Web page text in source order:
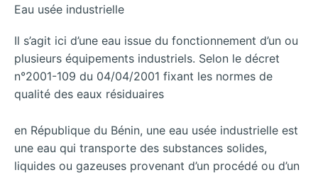
Eau usée industrielle
Il s’agit ici d’une eau issue du fonctionnement d’un ou
plusieurs équipements industriels. Selon le décret
n°2001-109 du 04/04/2001 fixant les normes de
qualité des eaux résiduaires
en République du Bénin, une eau usée industrielle est
une eau qui transporte des substances solides,
liquides ou gazeuses provenant d’un procédé ou d’un